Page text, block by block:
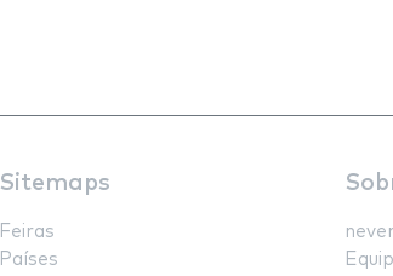
Sitemaps
Feiras
Países